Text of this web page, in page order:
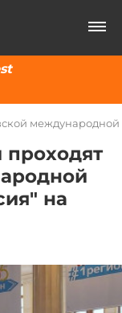
международной
проходят
на